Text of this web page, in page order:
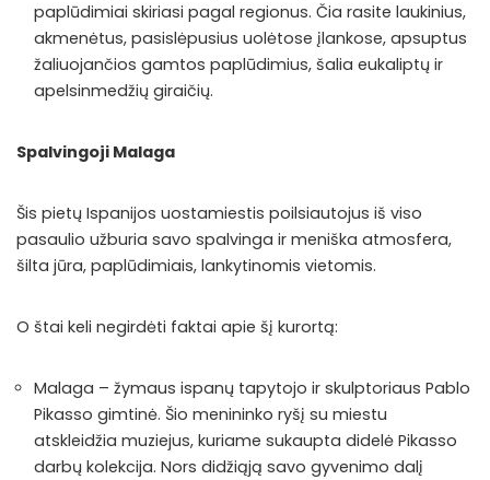
paplūdimiai skiriasi pagal regionus. Čia rasite laukinius,
akmenėtus, pasislėpusius uolėtose įlankose, apsuptus
žaliuojančios gamtos paplūdimius, šalia eukaliptų ir
apelsinmedžių giraičių.
Spalvingoji Malaga
Šis pietų Ispanijos uostamiestis poilsiautojus iš viso
pasaulio užburia savo spalvinga ir meniška atmosfera,
šilta jūra, paplūdimiais, lankytinomis vietomis.
O štai keli negirdėti faktai apie šį kurortą:
Malaga – žymaus ispanų tapytojo ir skulptoriaus Pablo
Pikasso gimtinė. Šio menininko ryšį su miestu
atskleidžia muziejus, kuriame sukaupta didelė Pikasso
darbų kolekcija. Nors didžiąją savo gyvenimo dalį